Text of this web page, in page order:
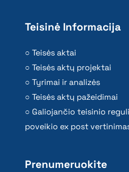
Teisinė Informacija
Teisės aktai
Teisės aktų projektai
Tyrimai ir analizės
Teisės aktų pažeidimai
Galiojančio teisinio
poveikio ex post
Prenumeruokite